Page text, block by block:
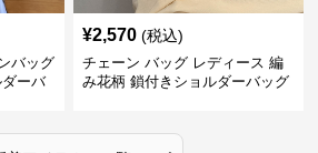
バッグ
ーバ
¥2,570 (税込)
チェーン バッグ レディース 編
み花柄 鎖付きショルダーバッグ